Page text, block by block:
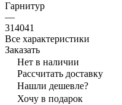
Гарнитур
—
314041
Все характеристики
Заказать
Нет в наличии
Рассчитать доставку
Нашли дешевле?
Хочу в подарок